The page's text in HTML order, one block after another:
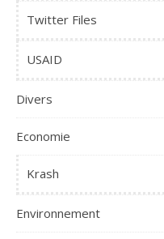
Twitter Files
USAID
Divers
Economie
Krash
Environnement